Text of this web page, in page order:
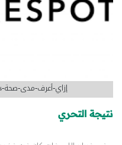
إزاي-أعرف-مدى-صحة-reviews-المنتجات-على-مواقع
نتيجة التحري